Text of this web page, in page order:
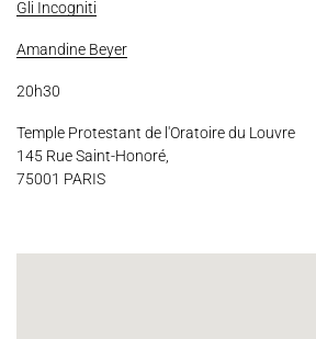
Espace Artistes
Gli Incogniti
Amandine Beyer
20h30
Temple Protestant de l'Oratoire du Louvre
145 Rue Saint-Honoré,
75001 PARIS